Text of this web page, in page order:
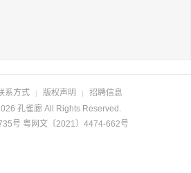
系方式 | 版权声明 |
招聘信息
孔雀廊 All Rights Reserved.
号 粤网文〔2021〕4474-662号